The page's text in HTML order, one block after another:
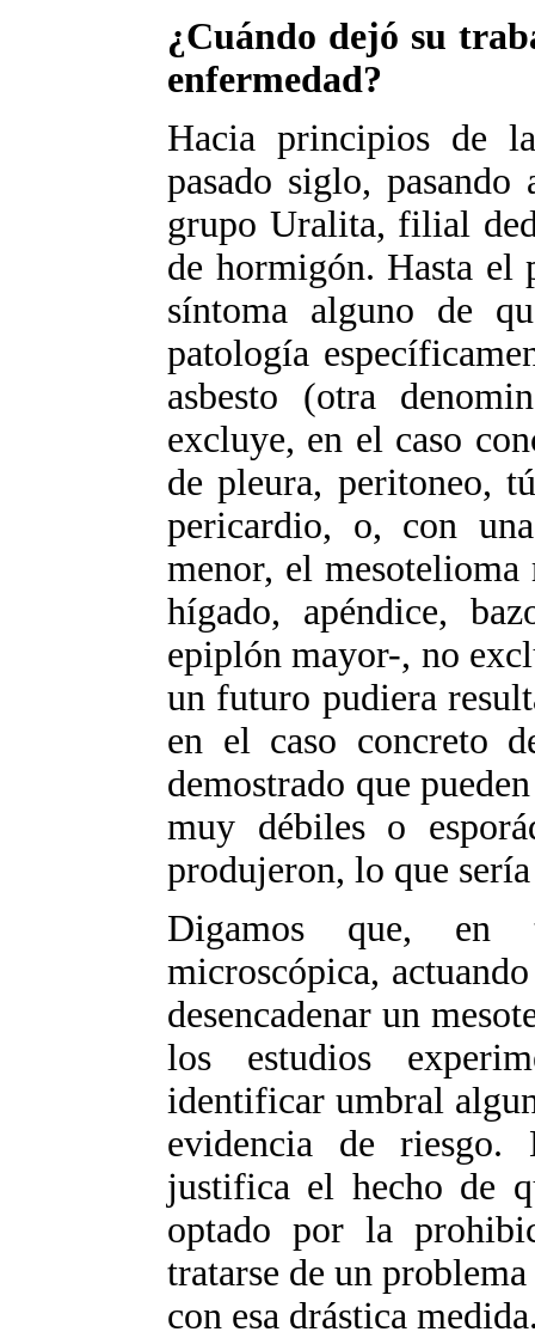
¿Cuándo dejó su
enfermedad?
Hacia principios de
pasado siglo,
grupo Uralita, filial
de hormigón. Hasta el
síntoma alguno de
patología
asbesto (otra
excluye, en el caso
de pleura, peritoneo,
pericardio, o, con
menor, el
hígado, apéndice,
epiplón mayor-, no
un futuro pudiera
en el caso concreto
demostrado que
muy débiles o
produjeron, lo que
Digamos que, en
microscópica,
desencadenar un
los estudios
identificar umbral
evidencia de
justifica el hecho de
optado por la
tratarse de un
con esa drástica